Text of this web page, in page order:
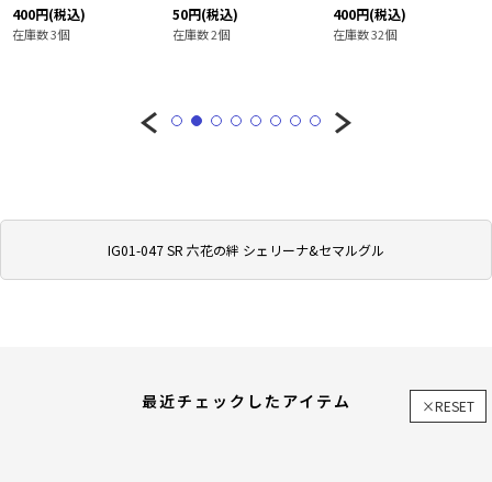
IG01-047 SR 六花の絆 シェリーナ&セマルグル
400円(税込)
在庫数 3個
50円(税込)
在庫数 2個
400円(税込)
在庫数 32個
最近チェックしたアイテム ×RESET